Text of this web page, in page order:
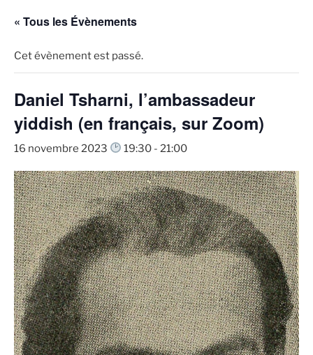
« Tous les Évènements
Cet évènement est passé.
Daniel Tsharni, l’ambassadeur
yiddish (en français, sur Zoom)
16 novembre 2023 19:30 - 21:00